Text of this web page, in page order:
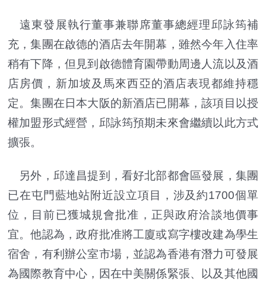
遠東發展執行董事兼聯席董事總經理邱詠筠補
充，集團在啟德的酒店去年開幕，雖然今年入住率
稍有下降，但見到啟德體育園帶動周邊人流以及酒
店房價，新加坡及馬來西亞的酒店表現都維持穩
定。集團在日本大阪的新酒店已開幕，該項目以授
權加盟形式經營，邱詠筠預期未來會繼續以此方式
擴張。
另外，邱達昌提到，看好北部都會區發展，集團
已在屯門藍地站附近設立項目，涉及約1700個單
位，目前已獲城規會批准，正與政府洽談地價事
宜。他認為，政府批准將工廈或寫字樓改建為學生
宿舍，有利辦公室市場，並認為香港有潛力可發展
為國際教育中心，因在中美關係緊張、以及其他國